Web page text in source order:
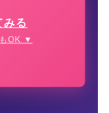
みる
OK ▼